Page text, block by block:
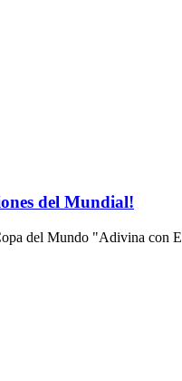
del Mundial!
del Mundo "Adivina con